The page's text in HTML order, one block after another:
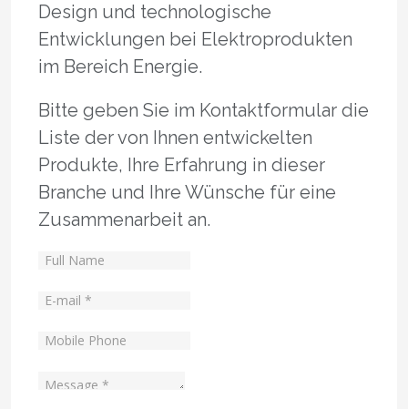
Design und technologische
Entwicklungen bei Elektroprodukten
im Bereich Energie.
Bitte geben Sie im Kontaktformular die
Liste der von Ihnen entwickelten
Produkte, Ihre Erfahrung in dieser
Branche und Ihre Wünsche für eine
Zusammenarbeit an.